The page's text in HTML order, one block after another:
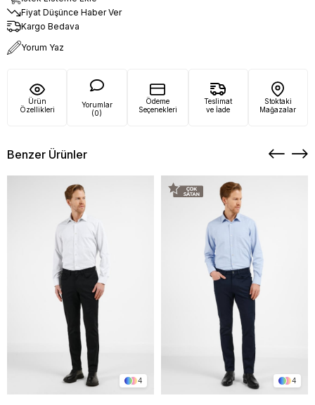
Fiyat Düşünce Haber Ver
Kargo Bedava
Yorum Yaz
Ürün
Özellikleri
Yorumlar
(0)
Ödeme
Seçenekleri
Teslimat
ve İade
Stoktaki
Mağazalar
Benzer Ürünler
4 4